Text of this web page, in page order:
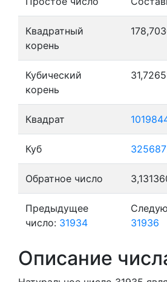
Квадратный
корень
Кубический
корень
Квадрат
Куб
Обратное число
Предыдущее
число: 31934
31936
Описание